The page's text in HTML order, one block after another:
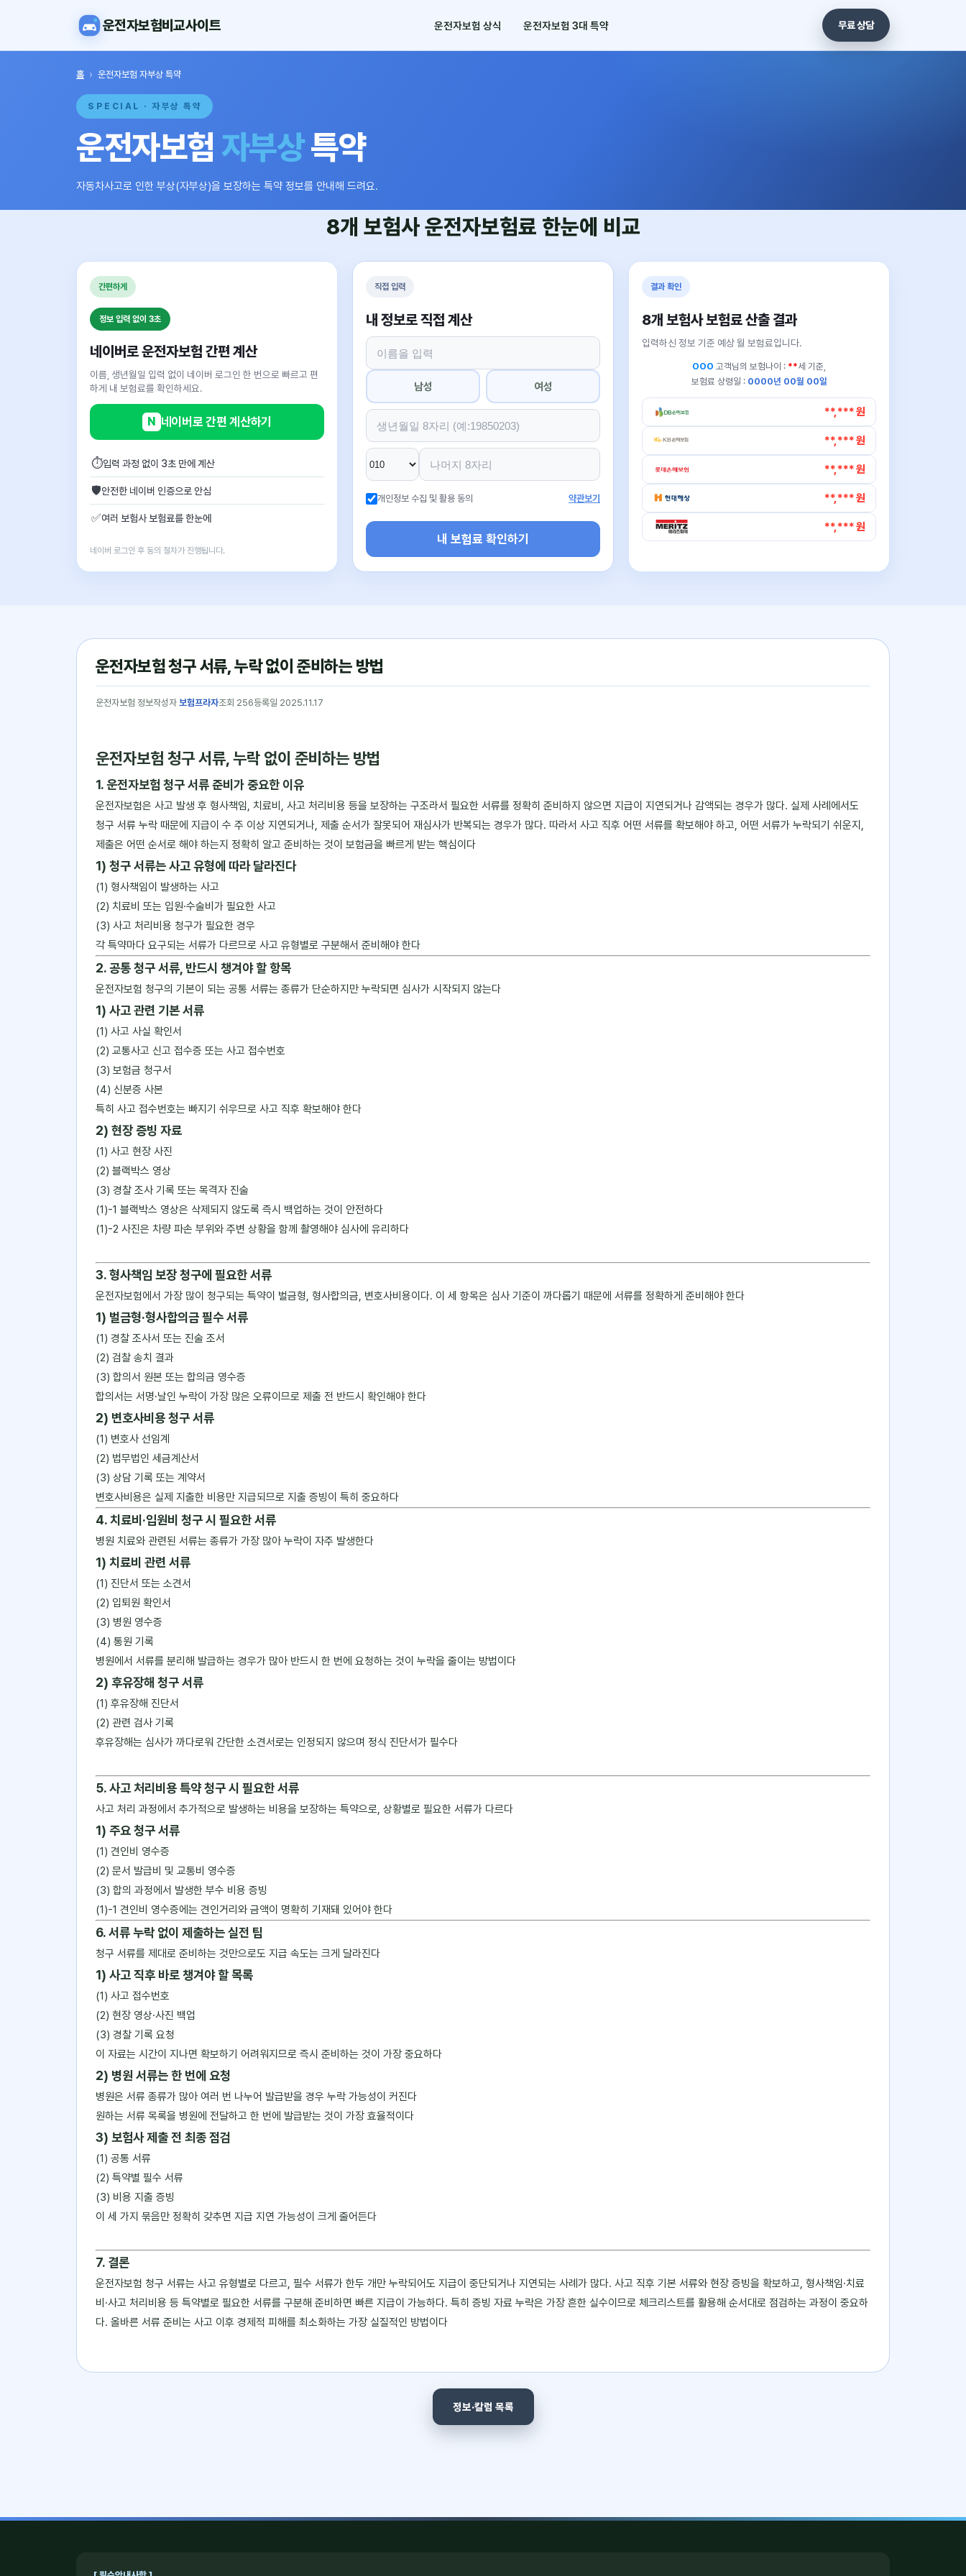
운전자보험비교사이트 운전자보험 상식 운전자보험 3대 특약 무료 상담
홈 › 운전자보험 자부상 특약
SPECIAL · 자부상 특약
운전자보험 자부상특약
자동차사고로 인한 부상(자부상)을 보장하는 특약 정보를 안내해 드려요.
8개 보험사운전자보험료 한눈에 비교
간편하게
정보 입력 없이 3초
네이버로 운전자보험 간편 계산
이름, 생년월일 입력 없이 네이버 로그인 한 번으로 빠르고 편
하게 내 보험료를 확인하세요.
N 네이버로 간편 계산하기
⏱입력 과정 없이 3초 만에 계산
🛡안전한 네이버 인증으로 안심
✅여러 보험사 보험료를 한눈에
네이버 로그인 후 동의 절차가 진행됩니다.
직접 입력
내 정보로 직접 계산
남성 여성
개인정보 수집 및 활용 동의 약관보기
내 보험료 확인하기
결과 확인
8개 보험사 보험료 산출 결과
입력하신 정보 기준 예상 월 보험료입니다.
OOO 고객님의 보험나이 : **세 기준,
보험료 상령일 : 0000년 00월 00일
**,*** 원
**,*** 원
**,*** 원
**,*** 원
**,*** 원
운전자보험 청구 서류, 누락 없이 준비하는 방법
운전자보험 정보작성자 보험프라자조회 256등록일 2025.11.17
운전자보험 청구 서류, 누락 없이 준비하는 방법
1. 운전자보험 청구 서류 준비가 중요한 이유
운전자보험은 사고 발생 후 형사책임, 치료비, 사고 처리비용 등을 보장하는 구조라서 필요한 서류를 정확히 준비하지 않으면 지급이 지연되거나 감액되는 경우가 많다. 실제 사례에서도
청구 서류 누락 때문에 지급이 수 주 이상 지연되거나, 제출 순서가 잘못되어 재심사가 반복되는 경우가 많다. 따라서 사고 직후 어떤 서류를 확보해야 하고, 어떤 서류가 누락되기 쉬운지,
제출은 어떤 순서로 해야 하는지 정확히 알고 준비하는 것이 보험금을 빠르게 받는 핵심이다
1) 청구 서류는 사고 유형에 따라 달라진다
(1) 형사책임이 발생하는 사고
(2) 치료비 또는 입원·수술비가 필요한 사고
(3) 사고 처리비용 청구가 필요한 경우
각 특약마다 요구되는 서류가 다르므로 사고 유형별로 구분해서 준비해야 한다
2. 공통 청구 서류, 반드시 챙겨야 할 항목
운전자보험 청구의 기본이 되는 공통 서류는 종류가 단순하지만 누락되면 심사가 시작되지 않는다
1) 사고 관련 기본 서류
(1) 사고 사실 확인서
(2) 교통사고 신고 접수증 또는 사고 접수번호
(3) 보험금 청구서
(4) 신분증 사본
특히 사고 접수번호는 빠지기 쉬우므로 사고 직후 확보해야 한다
2) 현장 증빙 자료
(1) 사고 현장 사진
(2) 블랙박스 영상
(3) 경찰 조사 기록 또는 목격자 진술
(1)-1 블랙박스 영상은 삭제되지 않도록 즉시 백업하는 것이 안전하다
(1)-2 사진은 차량 파손 부위와 주변 상황을 함께 촬영해야 심사에 유리하다
3. 형사책임 보장 청구에 필요한 서류
운전자보험에서 가장 많이 청구되는 특약이 벌금형, 형사합의금, 변호사비용이다. 이 세 항목은 심사 기준이 까다롭기 때문에 서류를 정확하게 준비해야 한다
1) 벌금형·형사합의금 필수 서류
(1) 경찰 조사서 또는 진술 조서
(2) 검찰 송치 결과
(3) 합의서 원본 또는 합의금 영수증
합의서는 서명·날인 누락이 가장 많은 오류이므로 제출 전 반드시 확인해야 한다
2) 변호사비용 청구 서류
(1) 변호사 선임계
(2) 법무법인 세금계산서
(3) 상담 기록 또는 계약서
변호사비용은 실제 지출한 비용만 지급되므로 지출 증빙이 특히 중요하다
4. 치료비·입원비 청구 시 필요한 서류
병원 치료와 관련된 서류는 종류가 가장 많아 누락이 자주 발생한다
1) 치료비 관련 서류
(1) 진단서 또는 소견서
(2) 입퇴원 확인서
(3) 병원 영수증
(4) 통원 기록
병원에서 서류를 분리해 발급하는 경우가 많아 반드시 한 번에 요청하는 것이 누락을 줄이는 방법이다
2) 후유장해 청구 서류
(1) 후유장해 진단서
(2) 관련 검사 기록
후유장해는 심사가 까다로워 간단한 소견서로는 인정되지 않으며 정식 진단서가 필수다
5. 사고 처리비용 특약 청구 시 필요한 서류
사고 처리 과정에서 추가적으로 발생하는 비용을 보장하는 특약으로, 상황별로 필요한 서류가 다르다
1) 주요 청구 서류
(1) 견인비 영수증
(2) 문서 발급비 및 교통비 영수증
(3) 합의 과정에서 발생한 부수 비용 증빙
(1)-1 견인비 영수증에는 견인거리와 금액이 명확히 기재돼 있어야 한다
6. 서류 누락 없이 제출하는 실전 팁
청구 서류를 제대로 준비하는 것만으로도 지급 속도는 크게 달라진다
1) 사고 직후 바로 챙겨야 할 목록
(1) 사고 접수번호
(2) 현장 영상·사진 백업
(3) 경찰 기록 요청
이 자료는 시간이 지나면 확보하기 어려워지므로 즉시 준비하는 것이 가장 중요하다
2) 병원 서류는 한 번에 요청
병원은 서류 종류가 많아 여러 번 나누어 발급받을 경우 누락 가능성이 커진다
원하는 서류 목록을 병원에 전달하고 한 번에 발급받는 것이 가장 효율적이다
3) 보험사 제출 전 최종 점검
(1) 공통 서류
(2) 특약별 필수 서류
(3) 비용 지출 증빙
이 세 가지 묶음만 정확히 갖추면 지급 지연 가능성이 크게 줄어든다
7. 결론
운전자보험 청구 서류는 사고 유형별로 다르고, 필수 서류가 한두 개만 누락되어도 지급이 중단되거나 지연되는 사례가 많다. 사고 직후 기본 서류와 현장 증빙을 확보하고, 형사책임·치료
비·사고 처리비용 등 특약별로 필요한 서류를 구분해 준비하면 빠른 지급이 가능하다. 특히 증빙 자료 누락은 가장 흔한 실수이므로 체크리스트를 활용해 순서대로 점검하는 과정이 중요하
다. 올바른 서류 준비는 사고 이후 경제적 피해를 최소화하는 가장 실질적인 방법이다
정보·칼럼 목록